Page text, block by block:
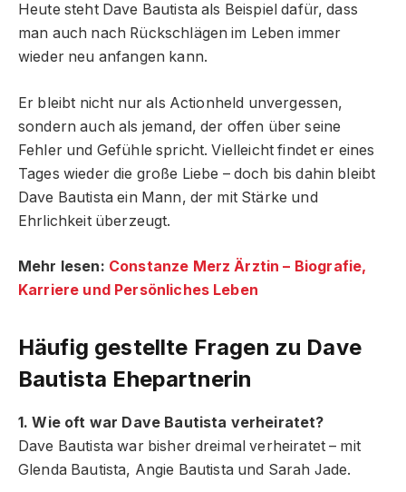
Heute steht Dave Bautista als Beispiel dafür, dass
man auch nach Rückschlägen im Leben immer
wieder neu anfangen kann.
Er bleibt nicht nur als Actionheld unvergessen,
sondern auch als jemand, der offen über seine
Fehler und Gefühle spricht. Vielleicht findet er eines
Tages wieder die große Liebe – doch bis dahin bleibt
Dave Bautista ein Mann, der mit Stärke und
Ehrlichkeit überzeugt.
Mehr lesen: Constanze Merz Ärztin – Biografie,
Karriere und Persönliches Leben
Häufig gestellte Fragen zu Dave
Bautista Ehepartnerin
1. Wie oft war Dave Bautista verheiratet?
Dave Bautista war bisher dreimal verheiratet – mit
Glenda Bautista, Angie Bautista und Sarah Jade.